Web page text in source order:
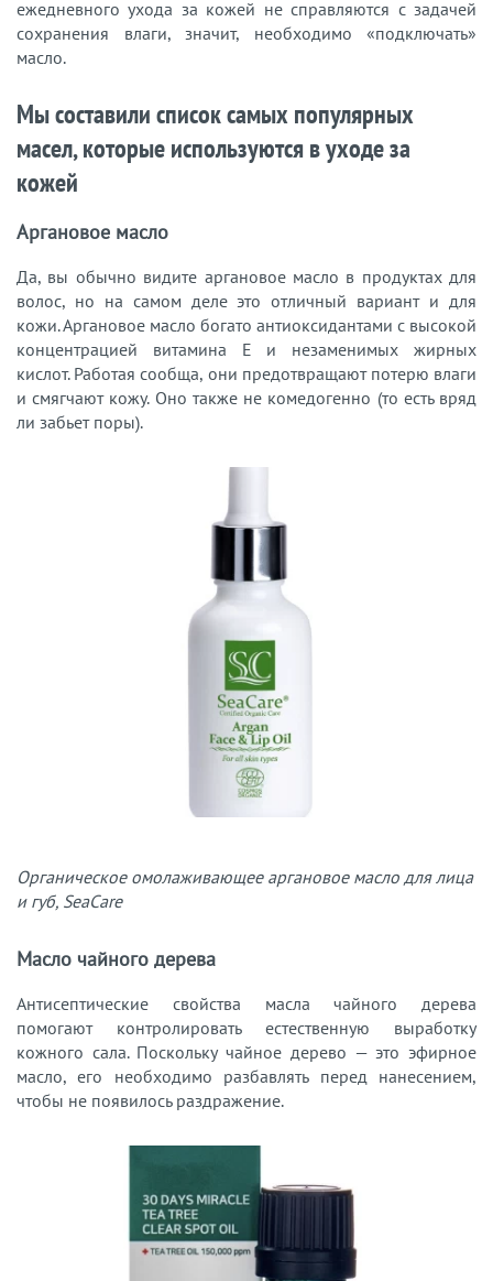
ежедневного ухода за кожей не справляются с задачей
сохранения влаги, значит, необходимо «подключать»
масло.
Мы составили список самых популярных
масел, которые используются в уходе за
кожей
Аргановое масло
Да, вы обычно видите аргановое масло в продуктах для
волос, но на самом деле это отличный вариант и для
кожи. Аргановое масло богато антиоксидантами с высокой
концентрацией витамина Е и незаменимых жирных
кислот. Работая сообща, они предотвращают потерю влаги
и смягчают кожу. Оно также не комедогенно (то есть вряд
ли забьет поры).
Органическое омолаживающее аргановое масло для лица
и губ, SeaCare
Масло чайного дерева
Антисептические свойства масла чайного дерева
помогают контролировать естественную выработку
кожного сала. Поскольку чайное дерево — это эфирное
масло, его необходимо разбавлять перед нанесением,
чтобы не появилось раздражение.